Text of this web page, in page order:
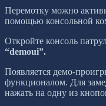
Перемотку можно
помощью консольной
Откройте консоль
“demoui”.
Появляется демо-
функционалом. Для
нажать на одну из